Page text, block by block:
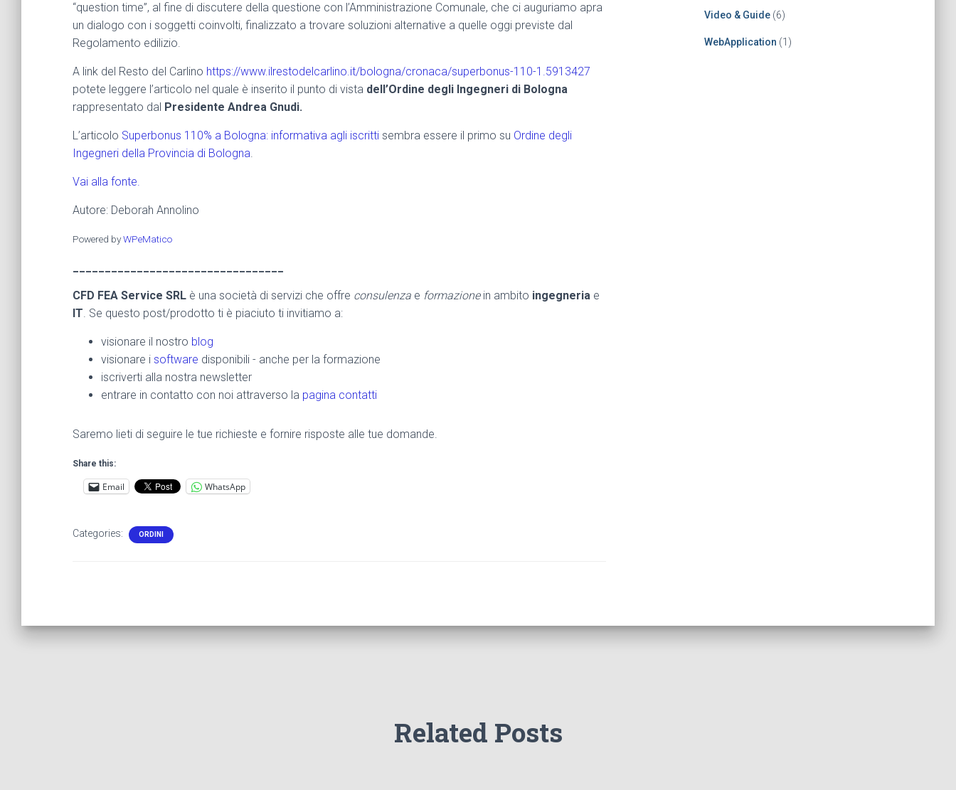
“question time”, al fine di discutere della questione con l’Amministrazione Comunale, che ci auguriamo apra
un dialogo con i soggetti coinvolti, finalizzato a trovare soluzioni alternative a quelle oggi previste dal
Regolamento edilizio.
A link del Resto del Carlino https://www.ilrestodelcarlino.it/bologna/cronaca/superbonus-110-1.5913427
potete leggere l’articolo nel quale è inserito il punto di vista dell’Ordine degli Ingegneri di Bologna
rappresentato dal Presidente Andrea Gnudi.
L’articolo Superbonus 110% a Bologna: informativa agli iscritti sembra essere il primo su Ordine degli
Ingegneri della Provincia di Bologna.
Vai alla fonte.
Autore: Deborah Annolino
Powered byWPeMatico
CFD FEA Service SRL è una società di servizi che offre consulenza e formazionein ambito ingegneria e
IT. Se questo post/prodotto ti è piaciuto ti invitiamo a:
visionare il nostro blog
visionare i software disponibili - anche per la formazione
iscriverti alla nostra newsletter
entrare in contatto con noi attraverso la pagina contatti
Saremo lieti di seguire le tue richieste e fornire risposte alle tue domande.
Share this:
Email WhatsApp
Categories: ORDINI
Video & Guide(6)
WebApplication (1)
Related Posts